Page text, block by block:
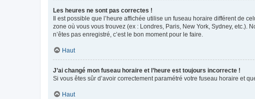
Les heures ne sont pas correctes !
Il est possible que l’heure affichée utilise un fuseau horaire différent de
zone où vous vous trouvez (ex : Londres, Paris, New York, Sydney, etc.).
n’êtes pas enregistré, c’est le bon moment pour le faire.
Haut
J’ai changé mon fuseau horaire et l’heure est toujours incorrecte !
Si vous êtes sûr d’avoir correctement paramétré votre fuseau horaire et
Haut